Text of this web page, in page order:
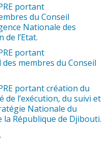
portant
du Conseil
Nationale des
de l’Etat.
portant
membres du Conseil
portant création du
l’exécution, du suivi et
Nationale du
la République de Djibouti.